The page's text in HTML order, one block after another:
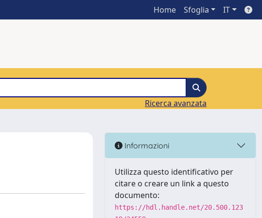
Home Sfoglia IT
Ricerca avanzata
Informazioni
Utilizza questo identificativo per
citare o creare un link a questo
documento:
https://hdl.handle.net/20.500.123